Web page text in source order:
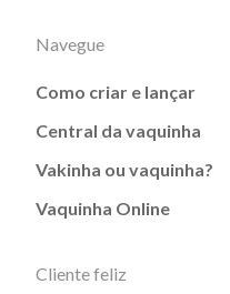
Navegue
Como criar e lançar
Central da vaquinha
Vakinha ou vaquinha?
Vaquinha Online
Cliente feliz